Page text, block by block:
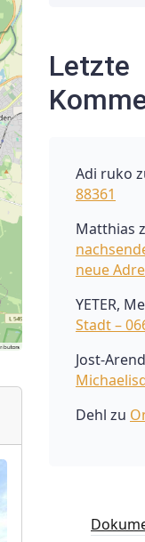
Letzte
Adi ruko
88361
Matthias
neue
YETER,
Stadt –
Jost-Arend
Dehl zu